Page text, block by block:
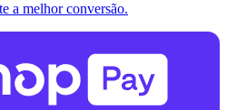
a melhor conversão.